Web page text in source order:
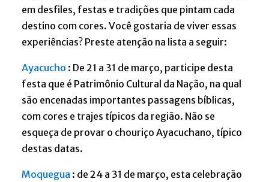
em desfiles, festas e tradições que pintam cada
destino com cores. Você gostaria de viver essas
experiências? Preste atenção na lista a seguir:
Ayacucho : De 21 a 31 de março, participe desta
festa que é Patrimônio Cultural da Nação, na qual
são encenadas importantes passagens bíblicas,
com cores e trajes típicos da região. Não se
esqueça de provar o chouriço Ayacuchano, típico
destas datas.
Moquegua : de 24 a 31 de março, esta celebração